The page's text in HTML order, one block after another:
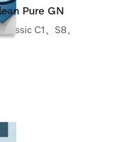
Pure GN
C1、S8、